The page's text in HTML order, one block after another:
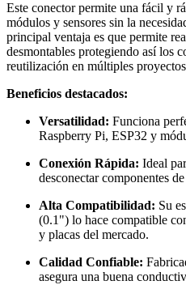
Este conector permite una fácil y
módulos y sensores sin la
principal ventaja es que permite
desmontables protegiendo así los
reutilización en múltiples
Beneficios destacados:
Versatilidad: Funciona
Raspberry Pi, ESP32 y
Conexión Rápida: Ideal
desconectar componentes
Alta Compatibilidad: Su
(0.1") lo hace compatible
y placas del mercado.
Calidad Confiable:
asegura una buena